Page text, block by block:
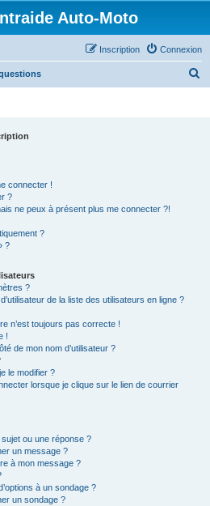
Auto-Moto
Connexion
Inscription
connecter !
?
ne peux à présent plus me connecter ?!
?
?
?
de la liste des utilisateurs en ligne ?
n’est toujours pas correcte !
!
de mon nom d’utilisateur ?
le modifier ?
lorsque je clique sur le lien de courrier
ou une réponse ?
un message ?
à mon message ?
à un sondage ?
un sondage ?